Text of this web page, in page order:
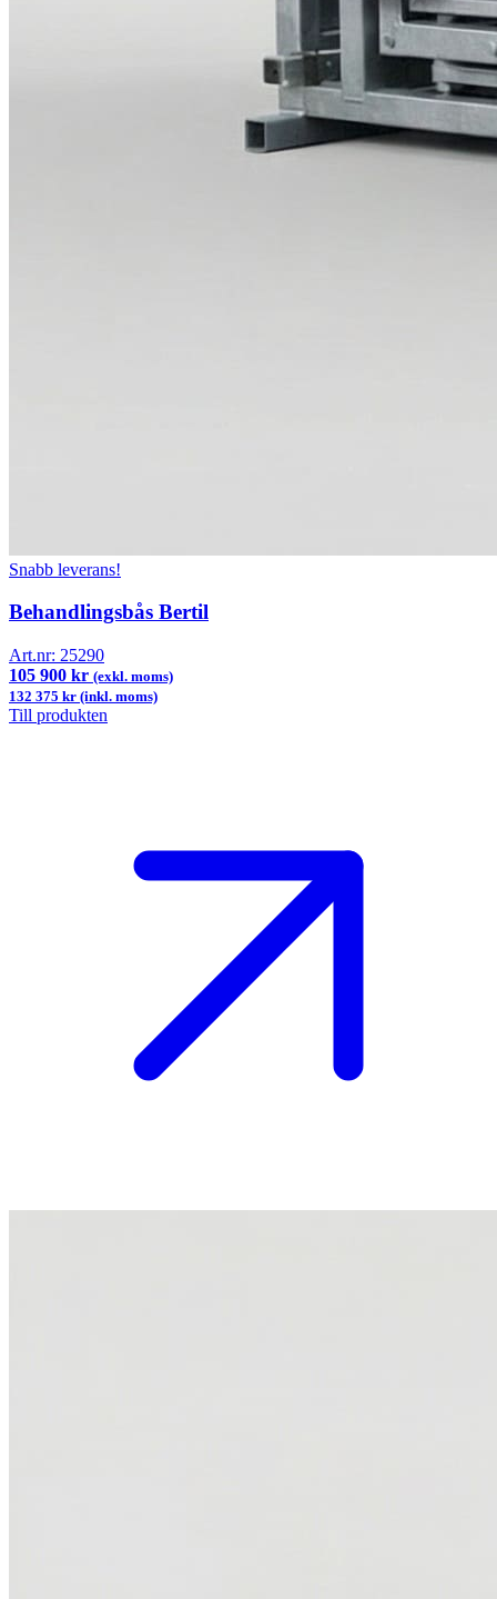
Snabb leverans!
Behandlingsbås Bertil
Art.nr: 25290
105 900 kr (exkl. moms)
132 375 kr (inkl. moms)
Till produkten